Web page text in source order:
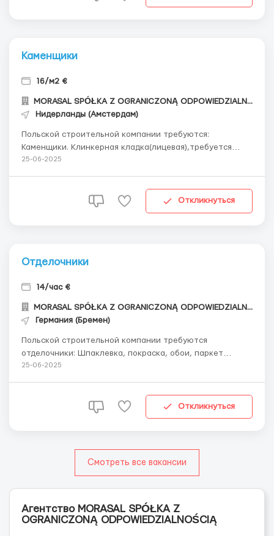
Каменщики
16/м2 €
MORASAL SPÓŁKA Z OGRANICZONĄ ODPOWIEDZIALNOŚCIĄ
Нидерланды (Амстердам)
Польской строительной компании требуются:
Каменщики. Клинкерная кладка(лицевая),требуется
бригада со своим авто для работы в Нидерландах (г.
Опыт: Обязателен. ...
25-06-2025
Откликнуться
Отделочники
14/час €
MORASAL SPÓŁKA Z OGRANICZONĄ ODPOWIEDZIALNOŚCIĄ
Германия (Бремен)
Польской строительной компании требуются
отделочники: Шпаклевка, покраска, обои, паркет
Объекты находятся в Германии (г. Бремен) Условия:
лист Требования к кандидатам: ...
25-06-2025
Откликнуться
Смотреть все вакансии
Агентство MORASAL SPÓŁKA Z
OGRANICZONĄ ODPOWIEDZIALNOŚCIĄ